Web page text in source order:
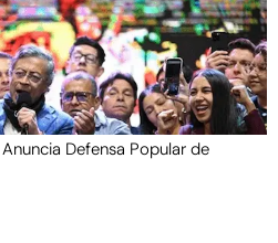
Defensa Popular de